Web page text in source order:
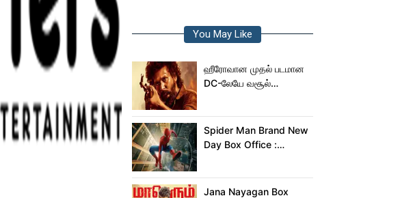
You May Like
ஹீரோவான முதல் படமான
DC-லேயே வசூல்
Spider Man Brand New
Day Box Office :
பிராண்ட் நியூ டே!
Jana Nayagan Box